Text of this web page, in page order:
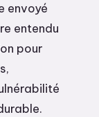
envoyé
entendu
pour